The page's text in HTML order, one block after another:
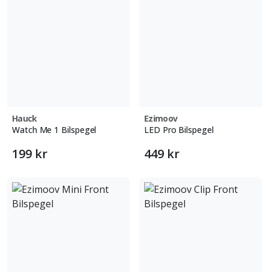
Hauck
Watch Me 1 Bilspegel
199 kr
Ezimoov
LED Pro Bilspegel
449 kr